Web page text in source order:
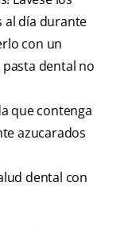
al día durante
con un
pasta dental no
que contenga
azucarados
dental con